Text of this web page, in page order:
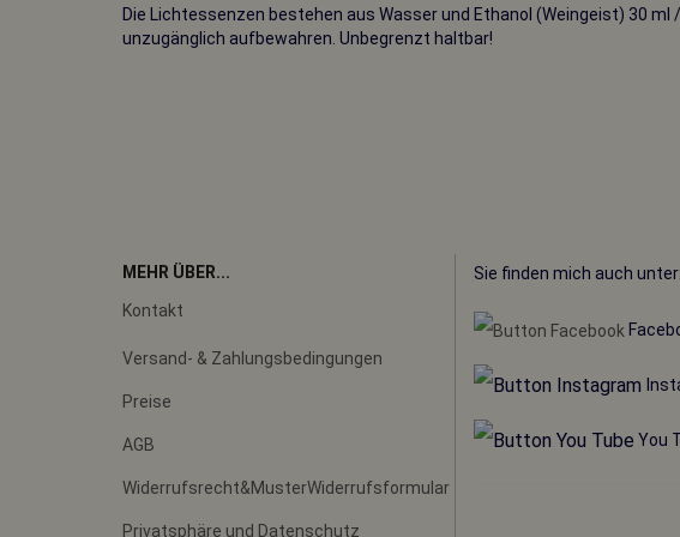
Die Lichtessenzen bestehen aus Wasser und Ethanol (Weingeist) 30 ml
unzugänglich aufbewahren. Unbegrenzt haltbar!
MEHR ÜBER...
Kontakt
Versand- & Zahlungsbedingungen
Preise
AGB
Widerrufsrecht&MusterWiderrufsformular
Privatsphäre und Datenschutz
Sie finden mich auch unter:
You